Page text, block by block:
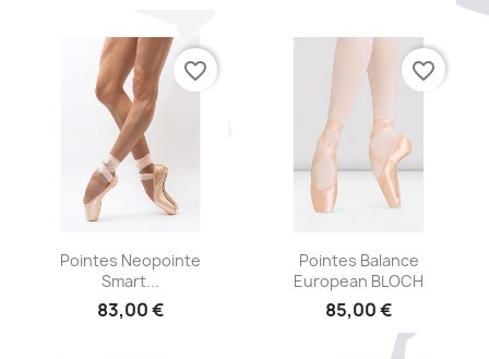
Aperçu rapide
Pointes Neopointe
Smart...
83,00 €
favorite_border
Aperçu rapide
Pointes Balance
European BLOCH
85,00 €
favorite_border